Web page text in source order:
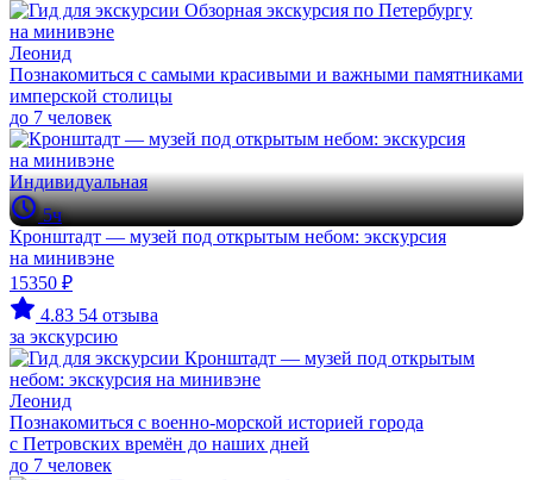
Леонид
Познакомиться с самыми красивыми и важными памятниками
имперской столицы
до 7 человек
Индивидуальная
5ч
Кронштадт — музей под открытым небом: экскурсия
на минивэне
15350 ₽
4.83 54 отзыва
за экскурсию
Леонид
Познакомиться с военно-морской историей города
с Петровских времён до наших дней
до 7 человек